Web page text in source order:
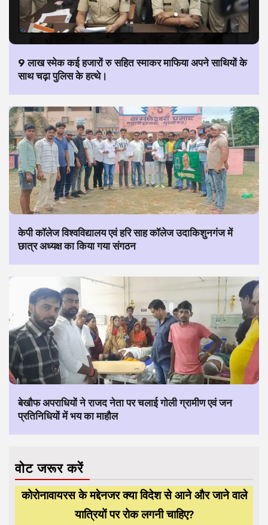
9 लाख स्मेक कई हजारों रु सहित स्माकर माफिया अपने साथियों के
साथ चढ़ा पुलिस के हत्थे।
केपी कॉलेज विश्वविद्यालय एवं हरि साह कॉलेज उदाकिशुनगंज में
छात्र अध्यक्ष का किया गया संगठन
बेखौफ अपराधियों ने राजद नेता पर चलाई गोली ग्रामीण एवं जन
प्रतिनिधियों में भय का माहौल
वोट जरूर करें
कोरोनावायरस के मद्देनजर क्या विदेश से आने और जाने वाले
यात्रियों पर रोक लगनी चाहिए?